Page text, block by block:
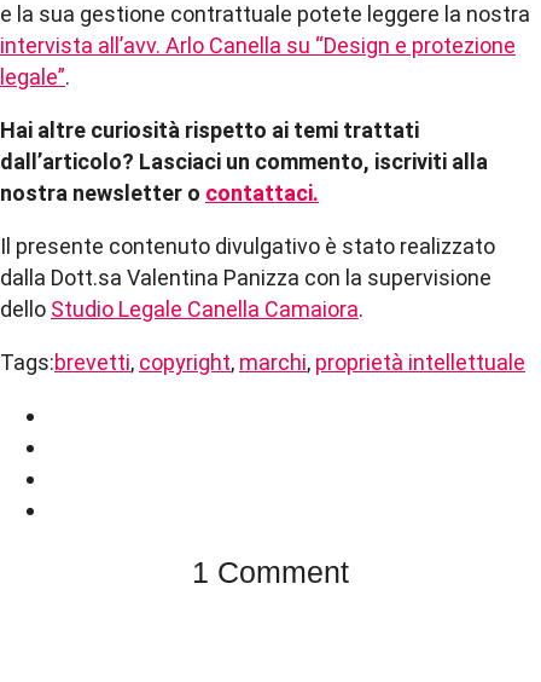
e la sua gestione contrattuale potete leggere la nostra
intervista all’avv. Arlo Canella su “Design e protezione
legale”.
Hai altre curiosità rispetto ai temi trattati
dall’articolo? Lasciaci un commento, iscriviti alla
nostra newsletter o contattaci.
Il presente contenuto divulgativo è stato realizzato
dalla Dott.sa Valentina Panizza con la supervisione
dello Studio Legale Canella Camaiora.
Tags:brevetti, copyright, marchi, proprietà intellettuale
1 Comment